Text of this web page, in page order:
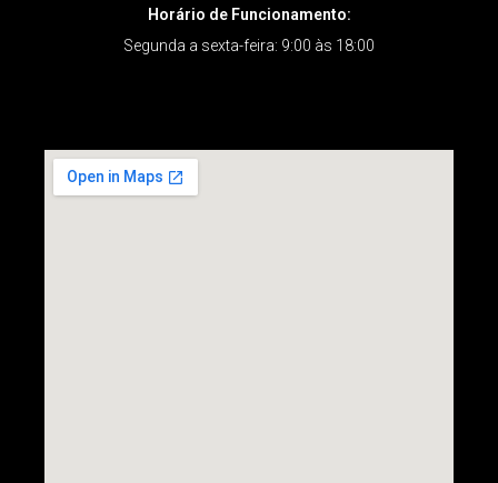
Horário de Funcionamento:
Segunda a sexta-feira: 9:00 às 18:00